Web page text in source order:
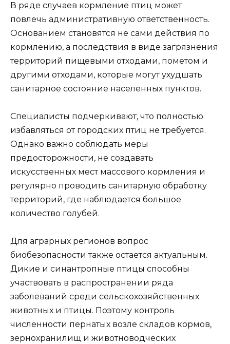
В ряде случаев кормление птиц может
повлечь административную ответственность.
Основанием становятся не сами действия по
кормлению, а последствия в виде загрязнения
территорий пищевыми отходами, пометом и
другими отходами, которые могут ухудшать
санитарное состояние населенных пунктов.
Специалисты подчеркивают, что полностью
избавляться от городских птиц не требуется.
Однако важно соблюдать меры
предосторожности, не создавать
искусственных мест массового кормления и
регулярно проводить санитарную обработку
территорий, где наблюдается большое
количество голубей.
Для аграрных регионов вопрос
биобезопасности также остается актуальным.
Дикие и синантропные птицы способны
участвовать в распространении ряда
заболеваний среди сельскохозяйственных
животных и птицы. Поэтому контроль
численности пернатых возле складов кормов,
зернохранилищ и животноводческих